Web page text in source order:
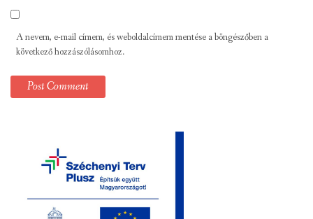
A nevem, e-mail címem, és weboldalcímem mentése a böngészőben a
következő hozzászólásomhoz.